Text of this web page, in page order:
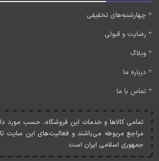
چهارشنبه‌های تخفیفی
رضایت و قبولی
وبلاگ
درباره ما
تماس با ما
تمامی کالاها و خدمات اين فروشگاه، حسب مورد
مراجع مربوطه می‌باشند و فعاليت‌های اين سايت
جمهوری اسلامی ايران است.